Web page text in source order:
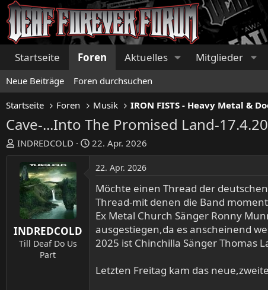
Startseite Foren Aktuelles Mitglieder
Neue Beiträge Foren durchsuchen
Startseite Foren Musik
Cave-...Into The Promised Land-
E
r
s
e
e
r
INDREDCOLD
E
r
22. Apr. 2026
INDREDCOLD
Till Deaf Do Us
Part
22. Apr. 2026
Möchte einen Thread der
Thread-mit denen die Band
Ex Metal Church Sänger Ronny
ausgestiegen,da es anscheinend
2025 ist Chinchilla Sänger Thomas
Letzten Freitag kam das